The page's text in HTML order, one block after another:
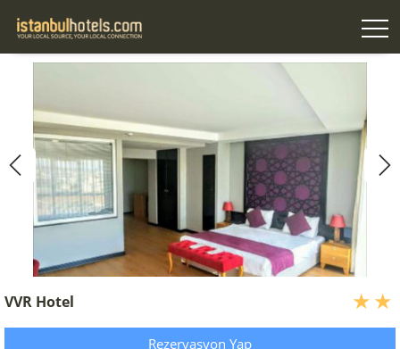
VVR Hotel
Rezervasyon Yap